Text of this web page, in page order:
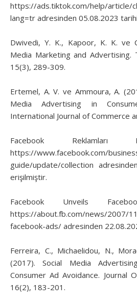
https://ads.tiktok.com/help/article/
lang=tr adresinden 05.08.2023
Dwivedi, Y. K., Kapoor, K. K. ve
Media Marketing and Advertising.
15(3), 289-309.
Ertemel, A. V. ve Ammoura, A.
Media Advertising in
International Journal of Commerce
Facebook Reklamları
https://www.facebook.com/
guide/update/collection
erişilmiştir.
Facebook Unveils
https://about.fb.com/news/2007/
facebook-ads/ adresinden
Ferreira, C., Michaelidou, N.,
(2017). Social Media
Consumer Ad Avoidance. Journal
16(2), 183-201.